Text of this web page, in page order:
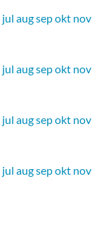
jul augsepokt nov
jul augsepokt nov
jul augsepokt nov
jul augsepokt nov